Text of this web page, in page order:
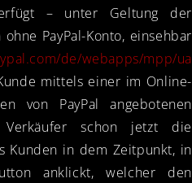
– unter Geltung der
PayPal-Konto, einsehbar
/de/webapps/mpp/ua
mittels einer im Online-
von PayPal angebotenen
schon jetzt die
Kunden in dem Zeitpunkt, in
anklickt, welcher den